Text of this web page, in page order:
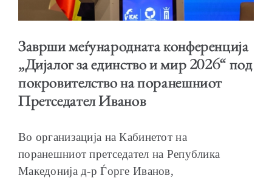
АКТИВНОСТИ
ОБРАЌАЊА
ШКОЛА ЗА МЛАДИ ЛИДЕРИ
Заврши меѓународната конференција
„Дијалог за единство и мир 2026“ под
покровителство на поранешниот
Претседател Иванов
Во организација на Кабинетот на
поранешниот претседател на Република
Македонија д-р Ѓорге Иванов,